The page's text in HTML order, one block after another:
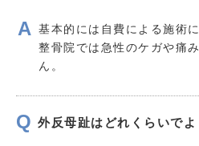
基本的には自費による施術に
整骨院では急性のケガや痛
ん。
外反母趾はどれくらいでよ